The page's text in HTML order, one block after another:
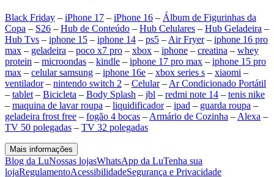
Black Friday – iPhone 17 – iPhone 16 – Álbum de Figurinhas da
Copa – S26 – Hub de Conteúdo – Hub Celulares – Hub Geladeira –
Hub Tvs – iphone 15 – iphone 14 – ps5 – Air Fryer– iphone 16 pro
max – geladeira – poco x7 pro – xbox – iphone – creatina – whey
protein – microondas – kindle – iphone 17 pro max – iphone 15 pro
max – celular samsung – iphone 16e – xbox series s – xiaomi –
ventilador– nintendo switch 2 – Celular– Ar Condicionado Portátil
– tablet – Bicicleta – Body Splash – jbl – redmi note 14 – tenis nike
– maquina de lavar roupa – liquidificador– ipad – guarda roupa –
geladeira frost free – fogão 4 bocas – Armário de Cozinha – Alexa –
TV 50 polegadas – TV 32 polegadas
Mais informações
Blog da LuNossas lojasWhatsApp da LuTenha sua
lojaRegulamentoAcessibilidadeSegurança e Privacidade